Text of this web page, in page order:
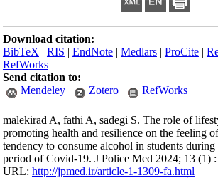
Download citation:
BibTeX |RIS |EndNote |Medlars |ProCite |
RefWorks
Send citation to:
Mendeley
Zotero RefWorks
malekirad A, fathi A, sadegi S. The role of
promoting health and resilience on the feeling
tendency to consume alcohol in students
period of Covid-19. J Police Med 2024; 13 (1)
URL:http://jpmed.ir/article-1-1309-fa.html